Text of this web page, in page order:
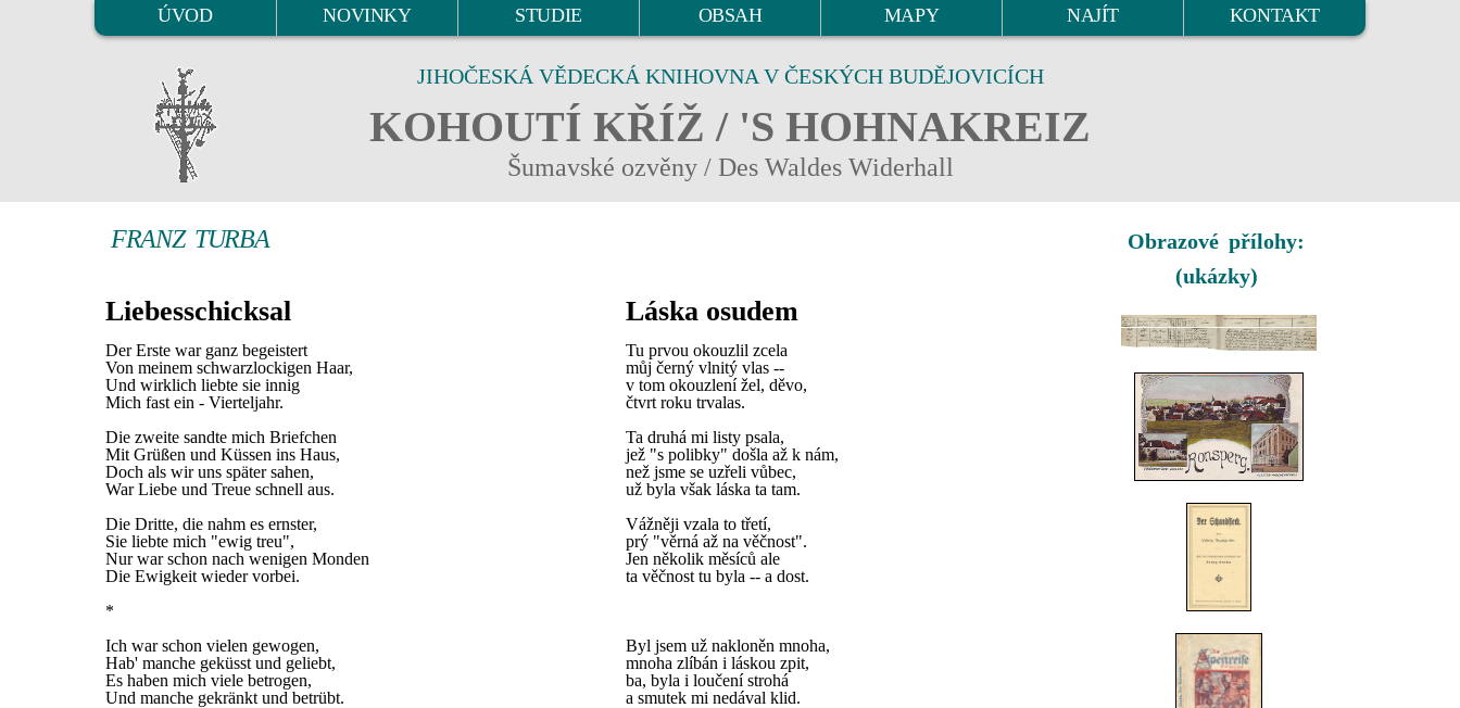
ÚVOD NOVINKY STUDIE OBSAH MAPY NAJÍT KONTAKT
JIHOČESKÁ VĚDECKÁ KNIHOVNA V ČESKÝCH BUDĚJOVICÍCH
KOHOUTÍ KŘÍŽ / 'S HOHNAKREIZ
Šumavské ozvěny / Des Waldes Widerhall
FRANZ TURBA
Liebesschicksal
Der Erste war ganz begeistert
Von meinem schwarzlockigen Haar,
Und wirklich liebte sie innig
Mich fast ein - Vierteljahr.
Die zweite sandte mich Briefchen
Mit Grüßen und Küssen ins Haus,
Doch als wir uns später sahen,
War Liebe und Treue schnell aus.
Die Dritte, die nahm es ernster,
Sie liebte mich "ewig treu",
Nur war schon nach wenigen Monden
Die Ewigkeit wieder vorbei.
*
Ich war schon vielen gewogen,
Hab' manche geküsst und geliebt,
Es haben mich viele betrogen,
Und manche gekränkt und betrübt.
Láska osudem
Tu prvou okouzlil zcela
můj černý vlnitý vlas --
v tom okouzlení žel, děvo,
čtvrt roku trvalas.
Ta druhá mi listy psala,
jež "s polibky" došla až k nám,
než jsme se uzřeli vůbec,
už byla však láska ta tam.
Vážněji vzala to třetí,
prý "věrná až na věčnost".
Jen několik měsíců ale
ta věčnost tu byla -- a dost.
Byl jsem už nakloněn mnoha,
mnoha zlíbán i láskou zpit,
ba, byla i loučení strohá
a smutek mi nedával klid.
Obrazové přílohy:
(ukázky)